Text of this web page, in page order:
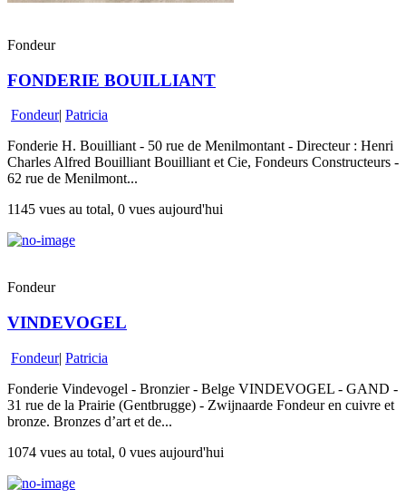
Fondeur
FONDERIE BOUILLIANT
Fondeur| Patricia
Fonderie H. Bouilliant - 50 rue de Menilmontant - Directeur : Henri
Charles Alfred Bouilliant Bouilliant et Cie, Fondeurs Constructeurs -
62 rue de Menilmont...
1145 vues au total, 0 vues aujourd'hui
Fondeur
VINDEVOGEL
Fondeur| Patricia
Fonderie Vindevogel - Bronzier - Belge VINDEVOGEL - GAND -
31 rue de la Prairie (Gentbrugge) - Zwijnaarde Fondeur en cuivre et
bronze. Bronzes d’art et de...
1074 vues au total, 0 vues aujourd'hui